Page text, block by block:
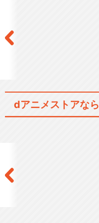
dアニメストアなら